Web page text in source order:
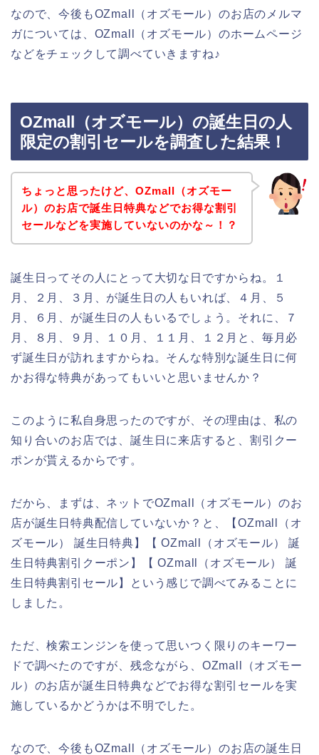
なので、今後もOZmall（オズモール）のお店のメルマ
ガについては、OZmall（オズモール）のホームページ
などをチェックして調べていきますね♪
OZmall（オズモール）の誕生日の人
限定の割引セールを調査した結果！
ちょっと思ったけど、OZmall（オズモー
ル）のお店で誕生日特典などでお得な割引
セールなどを実施していないのかな～！？
誕生日ってその人にとって大切な日ですからね。１
月、２月、３月、が誕生日の人もいれば、４月、５
月、６月、が誕生日の人もいるでしょう。それに、７
月、８月、９月、１０月、１１月、１２月と、毎月必
ず誕生日が訪れますからね。そんな特別な誕生日に何
かお得な特典があってもいいと思いませんか？
このように私自身思ったのですが、その理由は、私の
知り合いのお店では、誕生日に来店すると、割引クー
ポンが貰えるからです。
だから、まずは、ネットでOZmall（オズモール）のお
店が誕生日特典配信していないか？と、【OZmall（オ
ズモール） 誕生日特典】【 OZmall（オズモール） 誕
生日特典割引クーポン】【 OZmall（オズモール） 誕
生日特典割引セール】という感じで調べてみることに
しました。
ただ、検索エンジンを使って思いつく限りのキーワー
ドで調べたのですが、残念ながら、OZmall（オズモー
ル）のお店が誕生日特典などでお得な割引セールを実
施しているかどうかは不明でした。
なので、今後もOZmall（オズモール）のお店の誕生日